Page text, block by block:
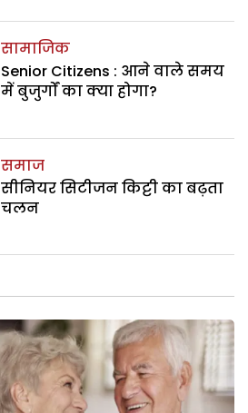
सामाजिक
Senior Citizens : आने वाले समय
में बुजुर्गों का क्या होगा?
समाज
सीनियर सिटीजन किट्टी का बढ़ता
चलन